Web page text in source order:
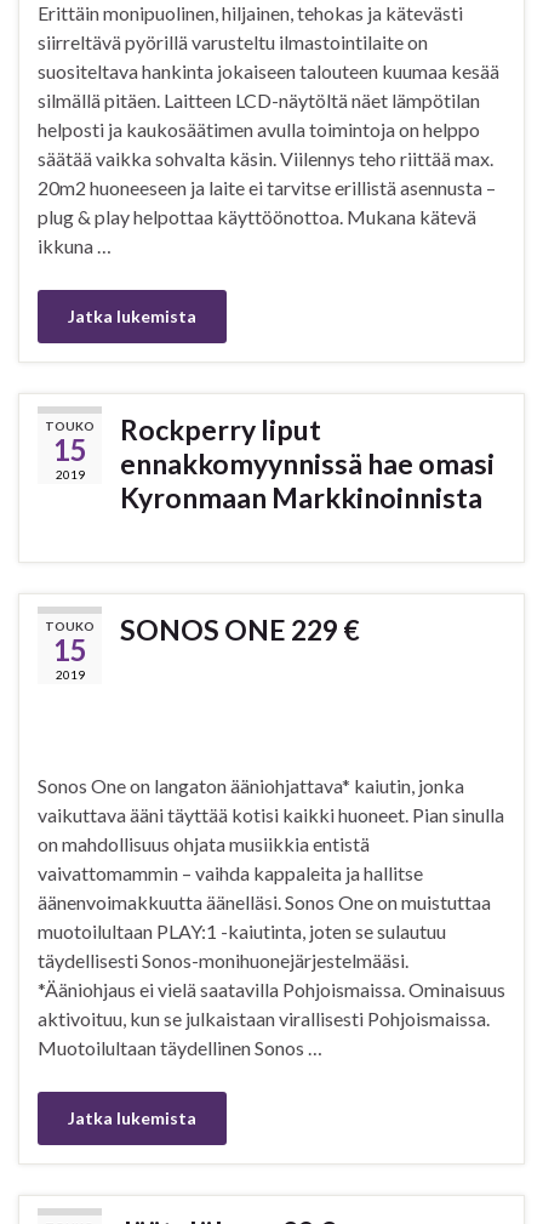
Erittäin monipuolinen, hiljainen, tehokas ja kätevästi
siirreltävä pyörillä varusteltu ilmastointilaite on
suositeltava hankinta jokaiseen talouteen kuumaa kesää
silmällä pitäen. Laitteen LCD-näytöltä näet lämpötilan
helposti ja kaukosäätimen avulla toimintoja on helppo
säätää vaikka sohvalta käsin. Viilennys teho riittää max.
20m2 huoneeseen ja laite ei tarvitse erillistä asennusta –
plug & play helpottaa käyttöönottoa. Mukana kätevä
ikkuna …
Jatka lukemista
TOUKO
15
2019
Rockperry liput
ennakkomyynnissä hae omasi
Kyronmaan Markkinoinnista
TOUKO
15
2019
SONOS ONE 229 €
Sonos One on langaton ääniohjattava* kaiutin, jonka
vaikuttava ääni täyttää kotisi kaikki huoneet. Pian sinulla
on mahdollisuus ohjata musiikkia entistä
vaivattomammin – vaihda kappaleita ja hallitse
äänenvoimakkuutta äänelläsi. Sonos One on muistuttaa
muotoilultaan PLAY:1 -kaiutinta, joten se sulautuu
täydellisesti Sonos-monihuonejärjestelmääsi.
*Ääniohjaus ei vielä saatavilla Pohjoismaissa. Ominaisuus
aktivoituu, kun se julkaistaan virallisesti Pohjoismaissa.
Muotoilultaan täydellinen Sonos …
Jatka lukemista